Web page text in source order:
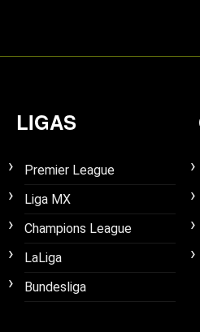
LIGAS
Premier League
Liga MX
Champions League
LaLiga
Bundesliga